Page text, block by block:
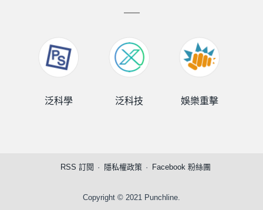
泛科學 泛科技 娛樂重擊
RSS 訂閱 隱私權政策 Facebook 粉絲團
Copyright © 2021 Punchline.